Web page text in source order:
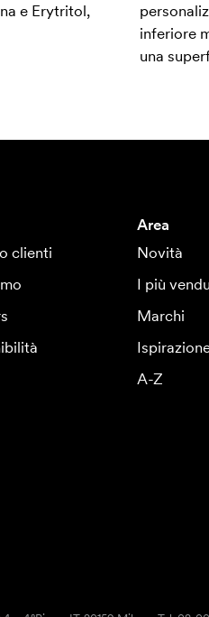
e Erytritol,
inferiore
una
clienti
Area
Novità
I più
Marchi
A-Z